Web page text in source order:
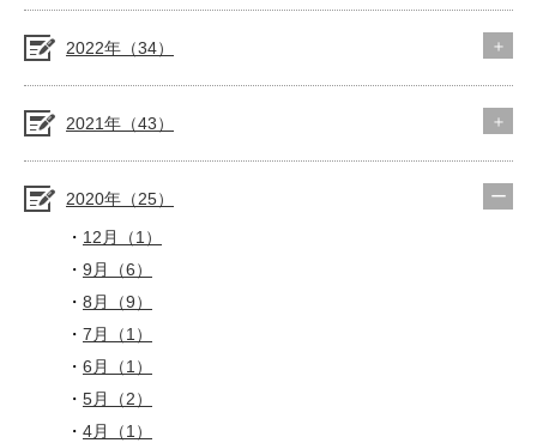
2022年（34）
2021年（43）
2020年（25）
12月（1）
9月（6）
8月（9）
7月（1）
6月（1）
5月（2）
4月（1）